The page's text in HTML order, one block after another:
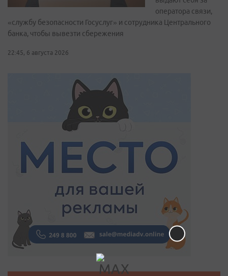
оператора связи,
«службу безопасности Госуслуг» и сотрудника Центрального
банка, чтобы вывезти сбережения
22:45, 6 августа 2026